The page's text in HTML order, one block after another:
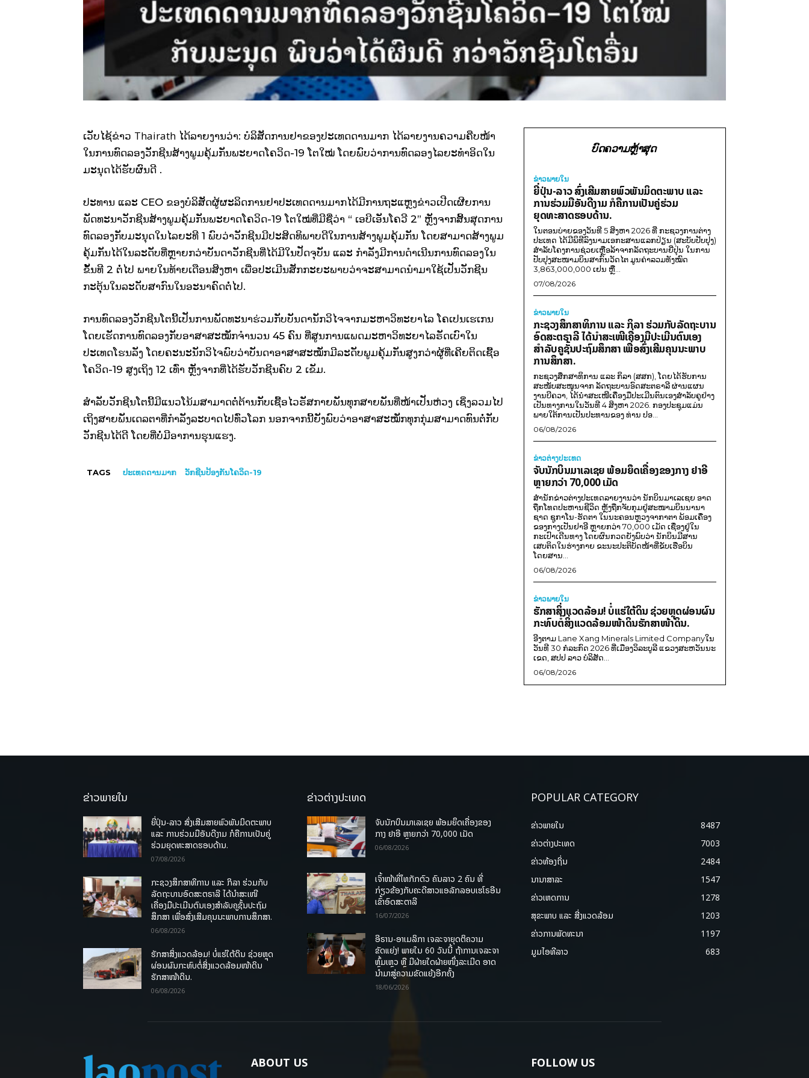
ເວັບໄຊ້ຂ່າວ Thairath ໄດ້ລາຍງານວ່າ: ບໍລິສັດການຢາຂອງປະເທດດານມາກ ໄດ້ລາຍງານຄວາມຄືບໜ້າ
ໃນການທົດລອງວັກຊີນສ້າງພູມຄຸ້ມກັນພະຍາດໂຄວິດ-19 ໂຕໃໝ່ ໂດຍພົບວ່າການທົດລອງໄລຍະທໍາອິດໃນ
ມະນຸດໄດ້ຮັບຜົນດີ .
ປະທານ ແລະ CEO ຂອງບໍລິສັດຜູ້ຜະລິດການຢາປະເທດດານມາກໄດ້ມີການຖະແຫຼງຂ່າວເປີດເຜີຍການ
ພັດທະນາວັກຊີນສ້າງພູມຄຸ້ມກັນພະຍາດໂຄວິດ-19 ໂຕໃໝ່ທີ່ມີຊື່ວ່າ “ ເອບີເອັນໂຄວີ 2” ຫຼັງຈາກສິ້ນສຸດການ
ທົດລອງກັບມະນຸດໃນໄລຍະທີ 1 ພົບວ່າວັກຊີນມີປະສິດທິພາບດີໃນການສ້າງພູມຄຸ້ມກັນ ໂດຍສາມາດສ້າງພູມ
ຄຸ້ມກັນໄດ້ໃນລະດັບທີ່ຫຼາຍກວ່າບັນດາວັກຊີນທີ່ໄດ້ມີໃນປັດຈຸບັນ ແລະ ກໍາລັງມີການດໍາເນີນການທົດລອງໃນ
ຂັ້ນທີ 2 ຕໍ່ໄປ ພາຍໃນທ້າຍເດືອນສິງຫາ ເພື່ອປະເມີນສັກກະຍະພາບວ່າຈະສາມາດນໍາມາໃຊ້ເປັນວັກຊີນ
ກະຕຸ້ນໃນລະດັບສາກົນໃນອະນາຄົດຕໍ່ໄປ.
ການທົດລອງວັກຊີນໂຕນີ້ເປັນການພັດທະນາຮ່ວມກັບບັນດານັກວິໄຈຈາກມະຫາວິທະຍາໄລ ໂຄເປນເຮເກນ
ໂດຍເຮັດການທົດລອງກັບອາສາສະໝັກຈໍານວນ 45 ຄົນ ທີ່ສູນການແພດມະຫາວິທະຍາໄລຣັດເບົາໃນ
ປະເທດໂຮນລັງ ໂດຍຄະນະນັກວິໄຈພົບວ່າບັນດາອາສາສະໝັກມີລະດັບພູມຄຸ້ມກັນສູງກວ່າຜູ້ທີ່ເຄີຍຕິດເຊື້ອ
ໂຄວິດ-19 ສູງເຖິງ 12 ເທົ່າ ຫຼັງຈາກທີ່ໄດ້ຮັບວັກຊີນຄົບ 2 ເຂັມ.
ສໍາລັບວັກຊີນໂຕນີ້ມີແນວໂນ້ມສາມາດຕໍ່ຕ້ານກັບເຊື້ອໄວຣັສກາຍພັນທຸກສາຍພັນທີ່ໜ້າເປັນຫ່ວງ ເຊິ່ງລວມໄປ
ເຖິງສາຍພັນເດລຕາທີ່ກໍາລັງລະບາດໄປທົ່ວໂລກ ນອກຈາກນີ້ຍັງພົບວ່າອາສາສະໝັກທຸກກຸ່ມສາມາດທົນຕໍ່ກັບ
ວັກຊີນໄດ້ດີ ໂດຍທີ່ບໍ່ມີອາການຮຸນແຮງ.
TAGS ປະເທດດານມາກ ວັກຊີນປ້ອງກັນໂຄວິດ-19
ບົດຄວາມຫຼ້າສຸດ
ຂ່າວພາຍ​ໃນ
ຍີ່ປຸ່ນ-ລາວ ສົ່ງເສີມສາຍພົວພັນມິດຕະພາບ ແລະ
ການຮ່ວມມືອັນດີງາມ ກໍຄືການເປັນຄູ່ຮ່ວມ
ຍຸດທະສາດຮອບດ້ານ.
ໃນຕອນບ່າຍຂອງວັນທີ 5 ສິງຫາ 2026 ທີ່ ກະຊວງການຕ່າງ
ປະເທດ ໄດ້ມີພິທີລົງນາມເອກະສານແລກປ່ຽນ (ສະບັບປັບປຸງ)
ສໍາລັບໂຄງການຊ່ວຍເຫຼືອລ້າຈາກລັດຖະບານຍີ່ປຸ່ນ ໃນການ
ປັບປຸງສະໜາມບິນສາກົນວັດໄຕ ມູນຄ່າລວມທັງໝົດ
3,863,000,000 ເຢນ ຫຼື...
07/08/2026
ຂ່າວພາຍ​ໃນ
ກະຊວງສຶກສາທິການ ແລະ ກິລາ ຮ່ວມກັບລັດຖະບານ
ອົດສະຕຣາລີ ໄດ້ນຳສະເໜີເຄື່ອງມືປະເມີນຕົນເອງ
ສຳລັບຄູຊັ້ນປະຖົມສຶກສາ ເພື່ອສົ່ງເສີມຄຸນນະພາບ
ການສຶກສາ.
ກະຊວງສຶກສາທິການ ແລະ ກິລາ (ສສກ), ໂດຍໄດ້ຮັບການ
ສະໜັບສະໜູນຈາກ ລັດຖະບານອົດສະຕຣາລີ ຜ່ານແຜນ
ງານບີຄວາ, ໄດ້ນຳສະເໜີເຄື່ອງມືປະເມີນຕົນເອງສຳລັບຄູຢ່າງ
ເປັນທາງການໃນວັນທີ 4 ສິງຫາ 2026. ກອງປະຊຸມແມ່ນ
ພາຍໃຕ້ການເປັນປະທານຂອງ ທ່ານ ປອ...
06/08/2026
ຂ່າວຕ່າງປະເທດ
ຈັບນັກບິນມາເລເຊຍ ພ້ອມຍຶດເຄື່ອງຂອງກາງ ຢາອີ
ຫຼາຍກວ່າ 70,000 ເມັດ
ສຳນັກຂ່າວຕ່າງປະເທດລາຍງານວ່າ ນັກບິນມາເລເຊຍ ອາດ
ຖືກໂທດປະຫານຊີວິດ ຫຼັງຖືກຈັບກຸມຢູ່ສະໜາມບິນນານາ
ຊາດ ຊູກາໂນ-ຮັດຕາ ໃນນະຄອນຫຼວງຈາກາຕາ ພ້ອມເຄື່ອງ
ຂອງກາງເປັນຢາອີ ຫຼາຍກວ່າ 70,000 ເມັດ ເຊື່ອງຢູ່ໃນ
ກະເປົາເດີນທາງ ໂດຍຜົນກວດຍັງພົບວ່າ ນັກບິນມີສານ
ເສບຕິດໃນຮ່າງກາຍ ຂະນະປະຕິບັດໜ້າທີ່ຂັບເຮືອບິນ
ໂດຍສານ...
06/08/2026
ຂ່າວພາຍ​ໃນ
ຮັກສາສິ່ງແວດລ້ອມ! ບໍ່ແຮ່ໃຕ້ດິນ ຊ່ວຍຫຼຸດຜ່ອນຜົນ
ກະທົບຕໍ່ສິ່ງແວດລ້ອມໜ້າດິນຮັກສາໜ້າດິນ.
ອີງຕາມ Lane Xang Minerals Limited Companyໃນ
ວັນທີ 30 ກໍລະກົດ 2026 ທີ່ເມືອງວິລະບູລີ ແຂວງສະຫວັນນະ
ເຂດ, ສປປ ລາວ ບໍລິສັດ...
06/08/2026
ຂ່າວພາຍໃນ
ຍີ່ປຸ່ນ-ລາວ ສົ່ງເສີມສາຍພົວພັນມິດຕະພາບ
ແລະ ການຮ່ວມມືອັນດີງາມ ກໍຄືການເປັນຄູ່
ຮ່ວມຍຸດທະສາດຮອບດ້ານ.
07/08/2026
ກະຊວງສຶກສາທິການ ແລະ ກິລາ ຮ່ວມກັບ
ລັດຖະບານອົດສະຕຣາລີ ໄດ້ນຳສະເໜີ
ເຄື່ອງມືປະເມີນຕົນເອງສຳລັບຄູຊັ້ນປະຖົມ
ສຶກສາ ເພື່ອສົ່ງເສີມຄຸນນະພາບການສຶກສາ.
06/08/2026
ຮັກສາສິ່ງແວດລ້ອມ! ບໍ່ແຮ່ໃຕ້ດິນ ຊ່ວຍຫຼຸດ
ຜ່ອນຜົນກະທົບຕໍ່ສິ່ງແວດລ້ອມໜ້າດິນ
ຮັກສາໜ້າດິນ.
06/08/2026
ຂ່າວຕ່າງປະເທດ
ຈັບນັກບິນມາເລເຊຍ ພ້ອມຍຶດເຄື່ອງຂອງ
ກາງ ຢາອີ ຫຼາຍກວ່າ 70,000 ເມັດ
06/08/2026
ເຈົ້າໜ້າທີ່ໄທກັກຕົວ ຄົນລາວ 2 ຄົນ ທີ່
ກ່ຽວຂ້ອງກັບຄະດີສາວແອລັກລອບເຮໂຣອີນ
ເຂົ້າອົດສະຕາລີ
16/07/2026
ອີຣານ-ອາເມລິກາ ເຈລະຈາຍຸດຕິຄວາມ
ຂັດແຍ່ງ! ພາຍໃນ 60 ວັນນີ້ ຖ້າການເຈລະຈາ
ຫຼົ້ມເຫຼວ ຫຼື ມີຝ່າຍໃດຝ່າຍໜຶ່ງລະເມີດ ອາດ
ນໍາມາສູ່ຄວາມຂັດແຍ້ງອີກຄັ້ງ
18/06/2026
POPULAR CATEGORY
ຂ່າວພາຍ​ໃນ
8487
ຂ່າວຕ່າງປະເທດ
7003
ຂ່າວທ້ອງຖິ່ນ
2484
ນານາສາລະ
1547
ຂ່າວເຫດການ
1278
ສຸຂະພາບ ແລະ ສີ່ງແວດລ້ອມ
1203
ຂ່າວການພັດທະນາ
1197
ມູມໄອທີລາວ
683
ABOUT US FOLLOW US